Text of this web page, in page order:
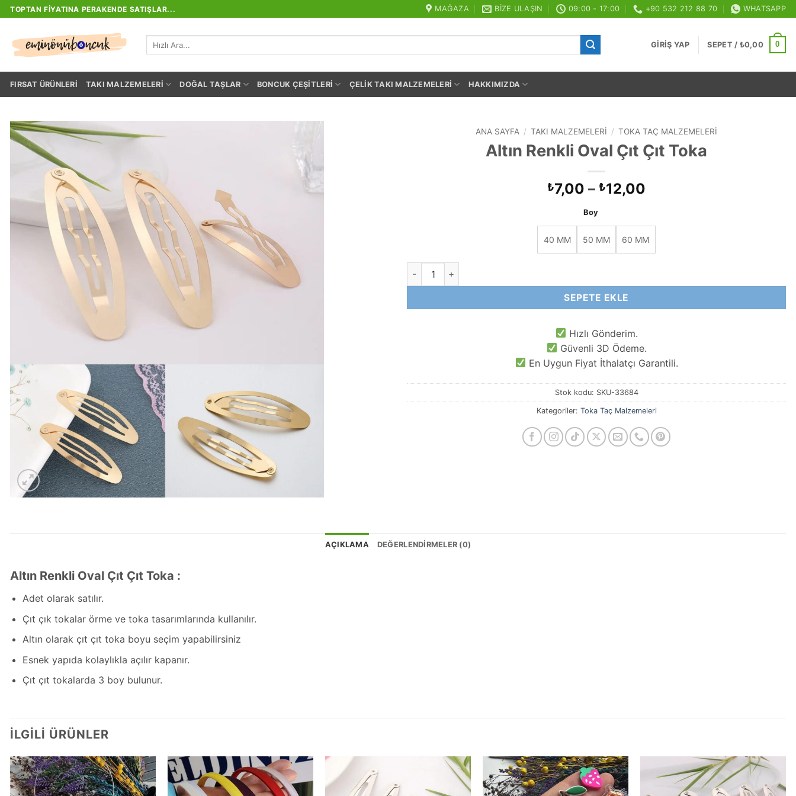
İçeriğe
atla
TOPTAN FIYATINA PERAKENDE SATIŞLAR... MAĞAZA BIZE ULAŞIN 09:00 - 17:00 +90 532 212 88 70 WHATSAPP
GIRIŞ YAP SEPET / ₺0,00 0
FIRSAT ÜRÜNLERI TAKI MALZEMELERI DOĞAL TAŞLAR BONCUK ÇEŞITLERI ÇELIK TAKI MALZEMELERI HAKKIMIZDA
ANA SAYFA / TAKI MALZEMELERI / TOKA TAÇ MALZEMELERI
Altın Renkli Oval Çıt Çıt Toka
₺7,00 – ₺12,00
-
₺12,00
Boy
40 MM 50 MM 60 MM
Altın Renkli Oval Çıt Çıt Toka adet
SEPETE EKLE
Hızlı Gönderim.
Güvenli 3D Ödeme.
En Uygun Fiyat İthalatçı Garantili.
Stok kodu: SKU-33684
Kategoriler: Toka Taç Malzemeleri
AÇIKLAMA DEĞERLENDIRMELER (0)
Altın Renkli Oval Çıt Çıt Toka :
Adet olarak satılır.
Çıt çık tokalar örme ve toka tasarımlarında kullanılır.
Altın olarak çıt çıt toka boyu seçim yapabilirsiniz
Esnek yapıda kolaylıkla açılır kapanır.
Çıt çıt tokalarda 3 boy bulunur.
İLGILI ÜRÜNLER